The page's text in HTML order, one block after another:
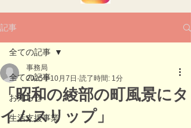
記事
全ての記事
お知らせ
生活支援事業
全ての記事
「昭和の綾部の町風景にタ
イムスリップ」
事務局
2025年10月7日 読了時間: 1分